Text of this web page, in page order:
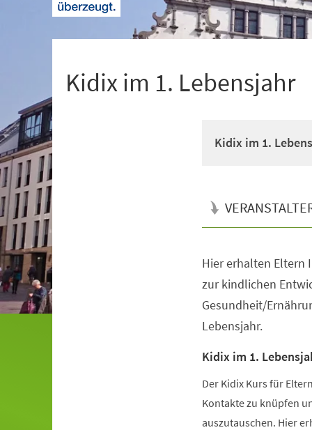
Kidix im 1. Lebensjahr
Kidix im 1.
Hier erhalten Eltern
zur kindlichen
Gesundheit/
Lebensjahr.
Kidix im 1.
Der Kidix Kurs für
Kontakte zu knüpfen
auszutauschen. Hier